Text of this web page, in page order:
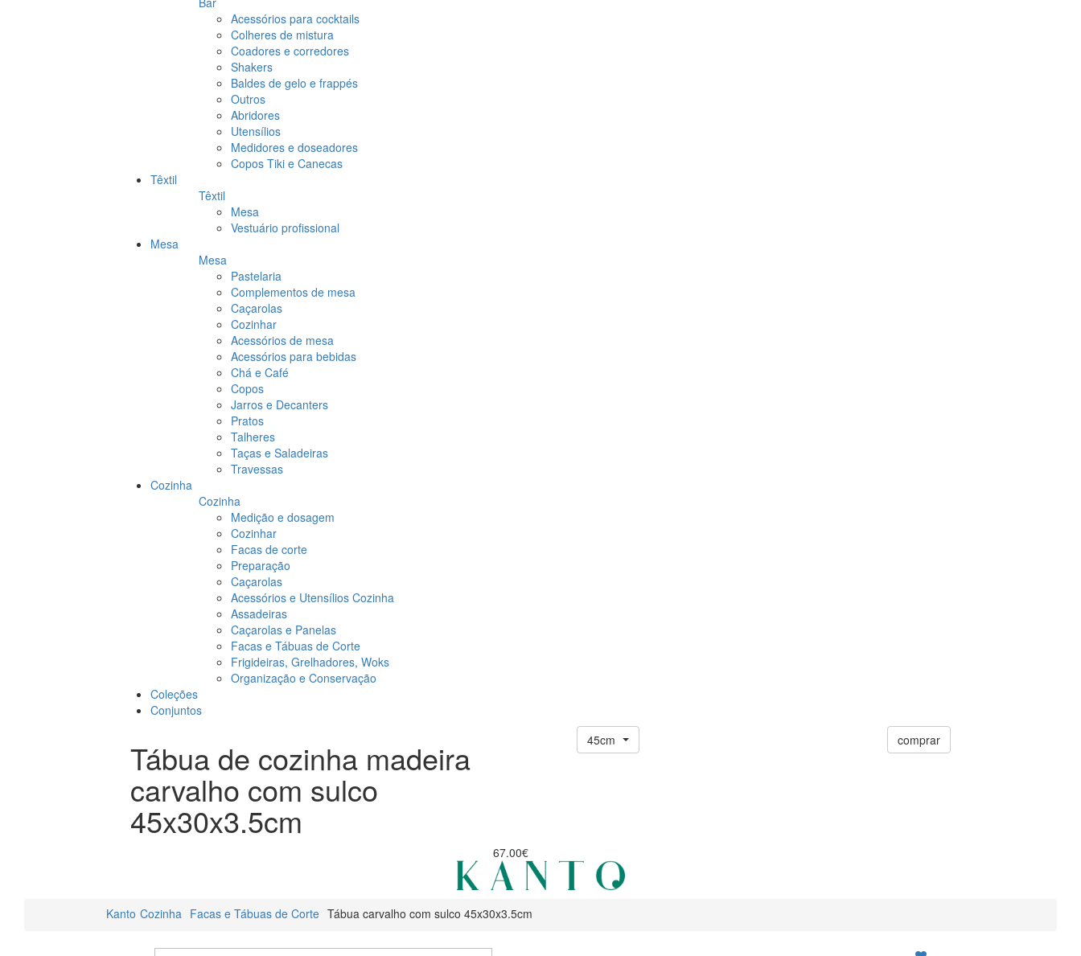
Acessórios para cocktails
Colheres de mistura
Coadores e corredores
Shakers
Baldes de gelo e frappés
Outros
Abridores
Utensílios
Medidores e doseadores
Copos Tiki e Canecas
Têxtil
Têxtil
Mesa
Vestuário profissional
Mesa
Mesa
Pastelaria
Complementos de mesa
Caçarolas
Cozinhar
Acessórios de mesa
Acessórios para bebidas
Chá e Café
Copos
Jarros e Decanters
Pratos
Talheres
Taças e Saladeiras
Travessas
Cozinha
Cozinha
Medição e dosagem
Cozinhar
Facas de corte
Preparação
Caçarolas
Acessórios e Utensílios Cozinha
Assadeiras
Caçarolas e Panelas
Facas e Tábuas de Corte
Frigideiras, Grelhadores, Woks
Organização e Conservação
Coleções
Conjuntos
Tábua de cozinha madeira
carvalho com sulco
45x30x3.5cm
67.00€
45cm comprar
Kanto Cozinha Facas e Tábuas de Corte Tábua carvalho com sulco 45x30x3.5cm